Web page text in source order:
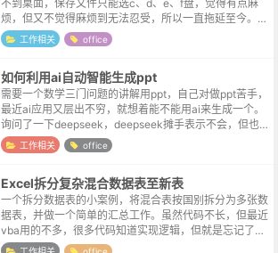
不到桌面，保存文件只能选c、d、e、f盘，觉得有点麻
烦，但又不觉得麻烦到无法忍受，所以一直拖延至今。你
看，不光人心中的成见是一座大山，除了成见山，还有懒
惰山拖延山畏难山。解决办法出乎意...
工作相关 office
如何利用ai自动智能生成ppt
需要一个数学三门问题的讲解用ppt，自己对做ppt苦手，
最近ai应用又层出不穷，就想着能不能用ai来生成一个。
询问了一下deepseek，deepseek摊手表示不会，但也推
荐了一个ai小伙伴，kimi。关于kimiKimi是由北京月...
工作相关 office
Excel拆分复杂混合数据表至新表
一个拆分数据表的小案例，将混合表按国别拆分为多张数
据表，并做一个简单的汇总工作。虽然代码不长，但最近
vba用的不多，很多代码知道实现逻辑，但就是忘记了书
写的格式，记录一下测试流程，方便查询。另外，简单功